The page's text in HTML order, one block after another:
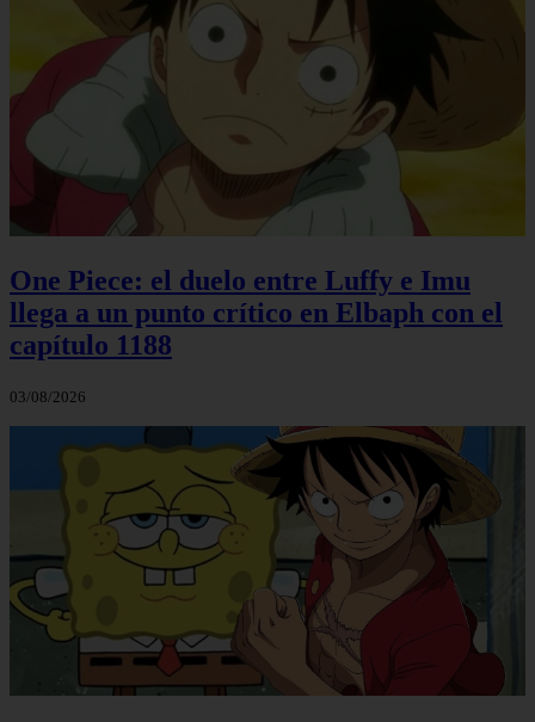
One Piece: el duelo entre Luffy e Imu
llega a un punto crítico en Elbaph con el
capítulo 1188
03/08/2026